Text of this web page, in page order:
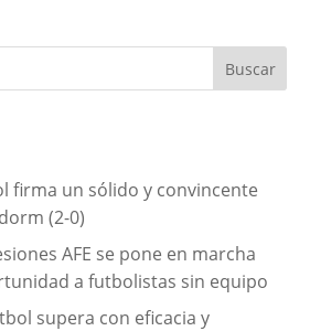
firma un sólido y convincente
(2-0)
AFE se pone en marcha
a futbolistas sin equipo
supera con eficacia y